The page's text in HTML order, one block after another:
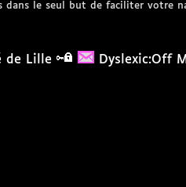
dans le seul but de faciliter votre
de Lille Dyslexic:Off